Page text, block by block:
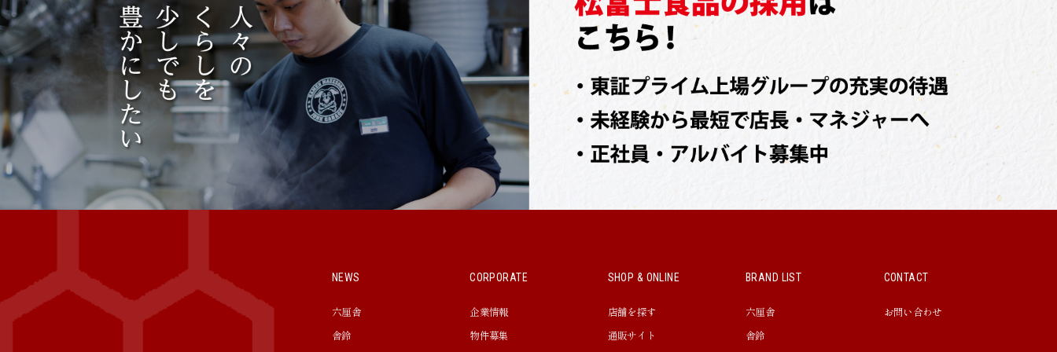
NEWS
六厘舎
舎鈴
CORPORATE
企業情報
物件募集
SHOP & ONLINE
店舗を探す
通販サイト
BRAND LIST
六厘舎
舎鈴
CONTACT
お問い合わせ